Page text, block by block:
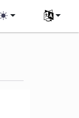
Selecione